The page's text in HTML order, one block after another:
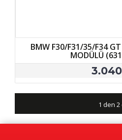
BMW F30/F31/35/F34
MODÜLÜ
1 den